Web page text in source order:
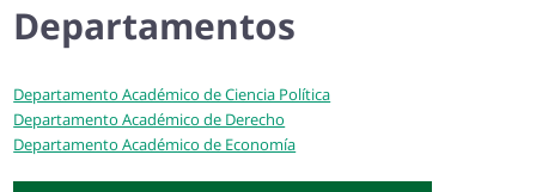
Departamentos
Departamento Académico de Ciencia Política
Departamento Académico de Derecho
Departamento Académico de Economía